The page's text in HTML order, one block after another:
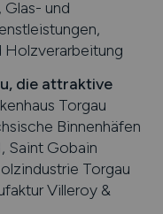
und
Holzverarbeitung
, die attraktive
Torgau
Binnenhäfen
Saint Gobain
Torgau
Villeroy &